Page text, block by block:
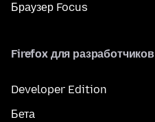
Браузер Focus
Firefox для разработчиков
Developer Edition
Бета